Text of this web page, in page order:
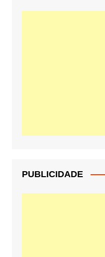
PUBLICIDADE